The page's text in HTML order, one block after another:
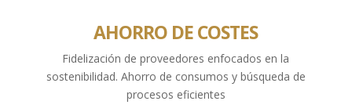
AHORRO DE COSTES
Fidelización de proveedores enfocados en la
sostenibilidad. Ahorro de consumos y búsqueda de
procesos eficientes